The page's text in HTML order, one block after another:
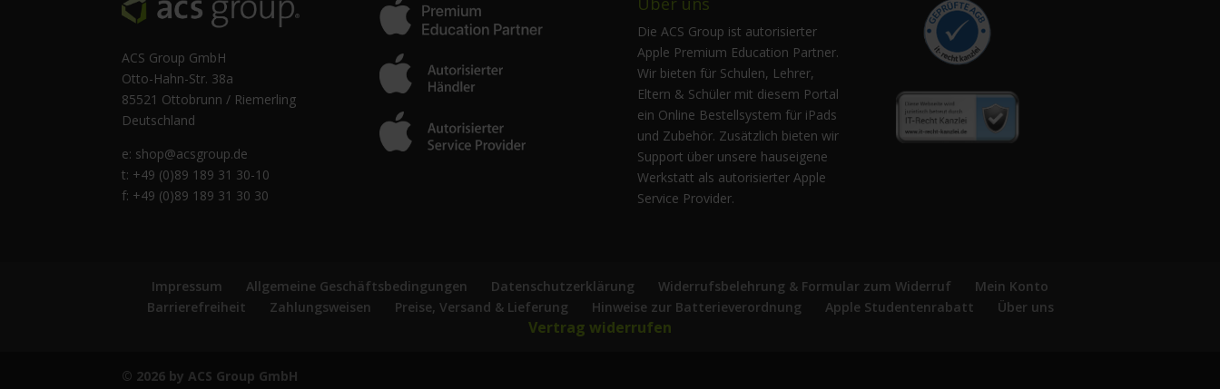
ACS Group GmbH
Otto-Hahn-Str. 38a
85521 Ottobrunn / Riemerling
Deutschland
e: shop@acsgroup.de
t: +49 (0)89 189 31 30-10
f: +49 (0)89 189 31 30 30
Die ACS Group ist autorisierter
Apple Premium Education Partner.
Wir bieten für Schulen, Lehrer,
Eltern & Schüler mit diesem Portal
ein Online Bestellsystem für iPads
und Zubehör. Zusätzlich bieten wir
Support über unsere hauseigene
Werkstatt als autorisierter Apple
Service Provider.
Impressum Allgemeine Geschäftsbedingungen Datenschutzerklärung Widerrufsbelehrung & Formular zum Widerruf
Mein Konto
Barrierefreiheit
Zahlungsweisen Preise, Versand & Lieferung Hinweise zur Batterieverordnung Apple Studentenrabatt Über uns
Vertrag widerrufen
© 2026 by ACS Group GmbH